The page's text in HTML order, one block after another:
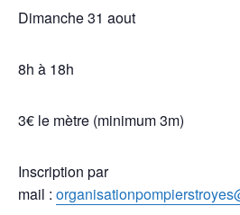
Dimanche 31 aout
8h à 18h
3€ le mètre (minimum 3m)
Inscription par
mail :